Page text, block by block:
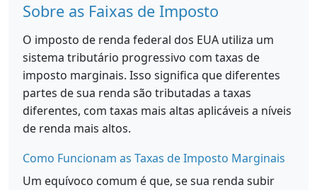
Sobre as Faixas de Imposto
O imposto de renda federal dos EUA utiliza um
sistema tributário progressivo com taxas de
imposto marginais. Isso significa que diferentes
partes de sua renda são tributadas a taxas
diferentes, com taxas mais altas aplicáveis a níveis
de renda mais altos.
Como Funcionam as Taxas de Imposto Marginais
Um equívoco comum é que, se sua renda subir